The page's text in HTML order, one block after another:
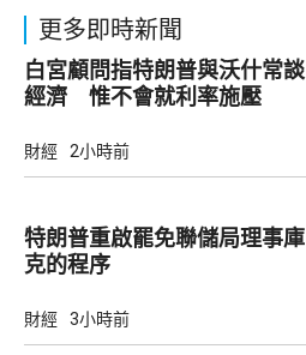
更多即時新聞
白宮顧問指特朗普與沃什常談
經濟 惟不會就利率施壓
財經 2小時前
特朗普重啟罷免聯儲局理事庫
克的程序
財經 3小時前